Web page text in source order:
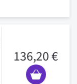
136,20 €